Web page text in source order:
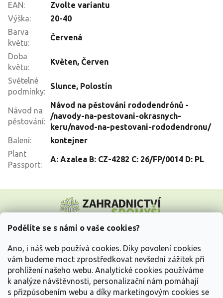
Podělíte se s námi o vaše cookies?
Ano, i náš web používá cookies. Díky povolení cookies
vám budeme moct zprostředkovat nevšední zážitek při
prohlížení našeho webu. Analytické cookies používáme
k analýze návštěvnosti, personalizační nám pomáhají
s přizpůsobením webu a díky marketingovým cookies se
EAN:
Zvolte variantu
Výška:
20-40
Barva
květu:
Červená
Doba
květu:
Květen, Červen
Světelné
podmínky:
Slunce, Polostín
Návod na
pěstování:
Návod na pěstování rododendrónů -
/navody-na-pestovani-okrasnych-
keru/navod-na-pestovani-rododendronu/
Balení:
kontejner
Plant
Passport:
A: Azalea B: CZ-4282 C: 26/FP/0014 D: PL
p
Vše o nákupu
Informace pro Vás